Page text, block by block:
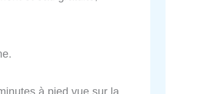
à pied vue sur la